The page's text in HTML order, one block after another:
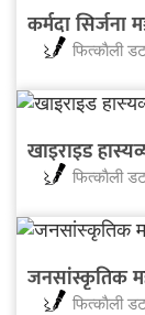
कर्मदा सिर्जना
फित्काैली
खाइराइड
फित्काैली
जनसांस्कृतिक
फित्काैली